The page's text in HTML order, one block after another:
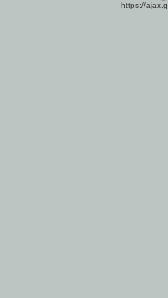
https://